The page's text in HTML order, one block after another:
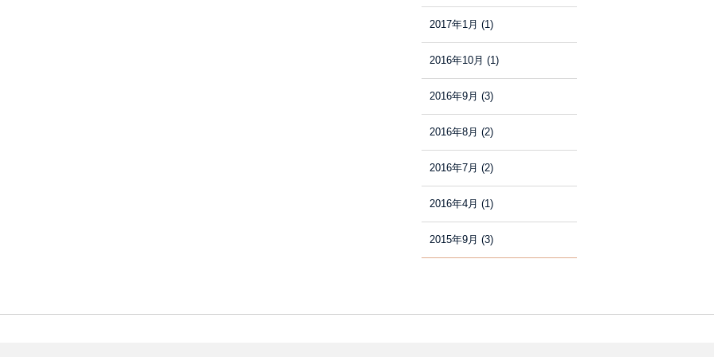
2017年1月 (1)
2016年10月 (1)
2016年9月 (3)
2016年8月 (2)
2016年7月 (2)
2016年4月 (1)
2015年9月 (3)